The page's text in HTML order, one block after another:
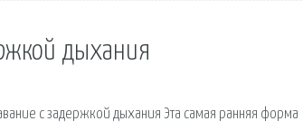
дыхания
с задержкой дыхания Эта самая ранняя форма